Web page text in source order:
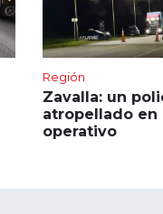
Región
Zavalla: un
atropellado en
operativo